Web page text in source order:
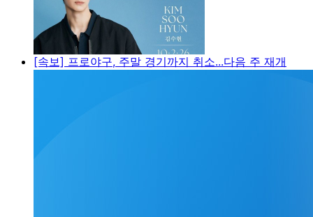
[속보] 프로야구, 주말 경기까지 취소...다음 주 재개